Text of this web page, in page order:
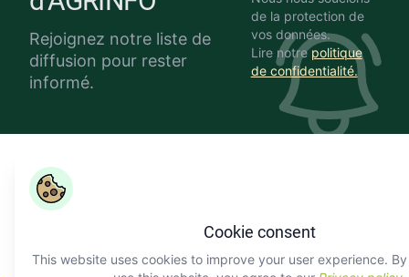
Rejoignez notre liste de
diffusion pour rester
informé.
de la protection de
vos données.
Lire notrepolitique
de confidentialité.
Cookie consent
This website uses cookies to improve your user experience.
À propos d'AGRINFO